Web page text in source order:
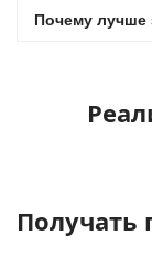
Почему лучше
Получать